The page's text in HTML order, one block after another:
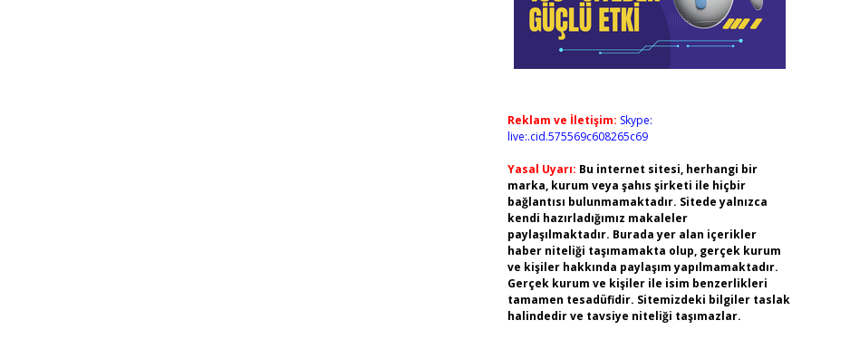
Reklam ve İletişim: Skype:
live:.cid.575569c608265c69
Yasal Uyarı: Bu internet sitesi, herhangi bir
marka, kurum veya şahıs şirketi ile hiçbir
bağlantısı bulunmamaktadır. Sitede yalnızca
kendi hazırladığımız makaleler
paylaşılmaktadır. Burada yer alan içerikler
haber niteliği taşımamakta olup, gerçek kurum
ve kişiler hakkında paylaşım yapılmamaktadır.
Gerçek kurum ve kişiler ile isim benzerlikleri
tamamen tesadüfidir. Sitemizdeki bilgiler taslak
halindedir ve tavsiye niteliği taşımazlar.